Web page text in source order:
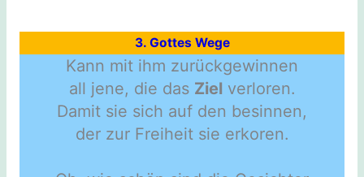
3. Gottes Wege
Kann mit ihm zurückgewinnen
all jene, die das Zielverloren.
Damit sie sich auf den besinnen,
der zur Freiheit sie erkoren.